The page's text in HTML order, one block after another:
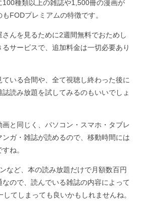
100種類以上の雑誌や1,500冊の漫画が
FODプレミアムの特徴です。
んを見るために2週間無料でおためし
サービスで、追加料金は一切必要あり
いる合間や、全て視聴し終わった後に
読み放題を試してみるのもいいでしょ
と同じく、パソコン・スマホ・タブレ
ガ・雑誌が読めるので、移動時間には
ね。
など、本の読み放題だけで月額数百円
ので、読んでいる雑誌の内容によって
てしまっても良いかもしれませんね。